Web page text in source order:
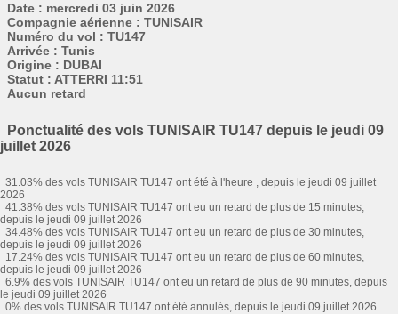
Date : mercredi 03 juin 2026
Compagnie aérienne : TUNISAIR
Numéro du vol : TU147
Arrivée : Tunis
Origine : DUBAI
Statut : ATTERRI 11:51
Aucun retard
Ponctualité des vols TUNISAIR TU147 depuis le jeudi 09
juillet 2026
31.03% des vols TUNISAIR TU147 ont été à l'heure , depuis le jeudi 09 juillet
2026
41.38% des vols TUNISAIR TU147 ont eu un retard de plus de 15 minutes,
depuis le jeudi 09 juillet 2026
34.48% des vols TUNISAIR TU147 ont eu un retard de plus de 30 minutes,
depuis le jeudi 09 juillet 2026
17.24% des vols TUNISAIR TU147 ont eu un retard de plus de 60 minutes,
depuis le jeudi 09 juillet 2026
6.9% des vols TUNISAIR TU147 ont eu un retard de plus de 90 minutes, depuis
le jeudi 09 juillet 2026
0% des vols TUNISAIR TU147 ont été annulés, depuis le jeudi 09 juillet 2026